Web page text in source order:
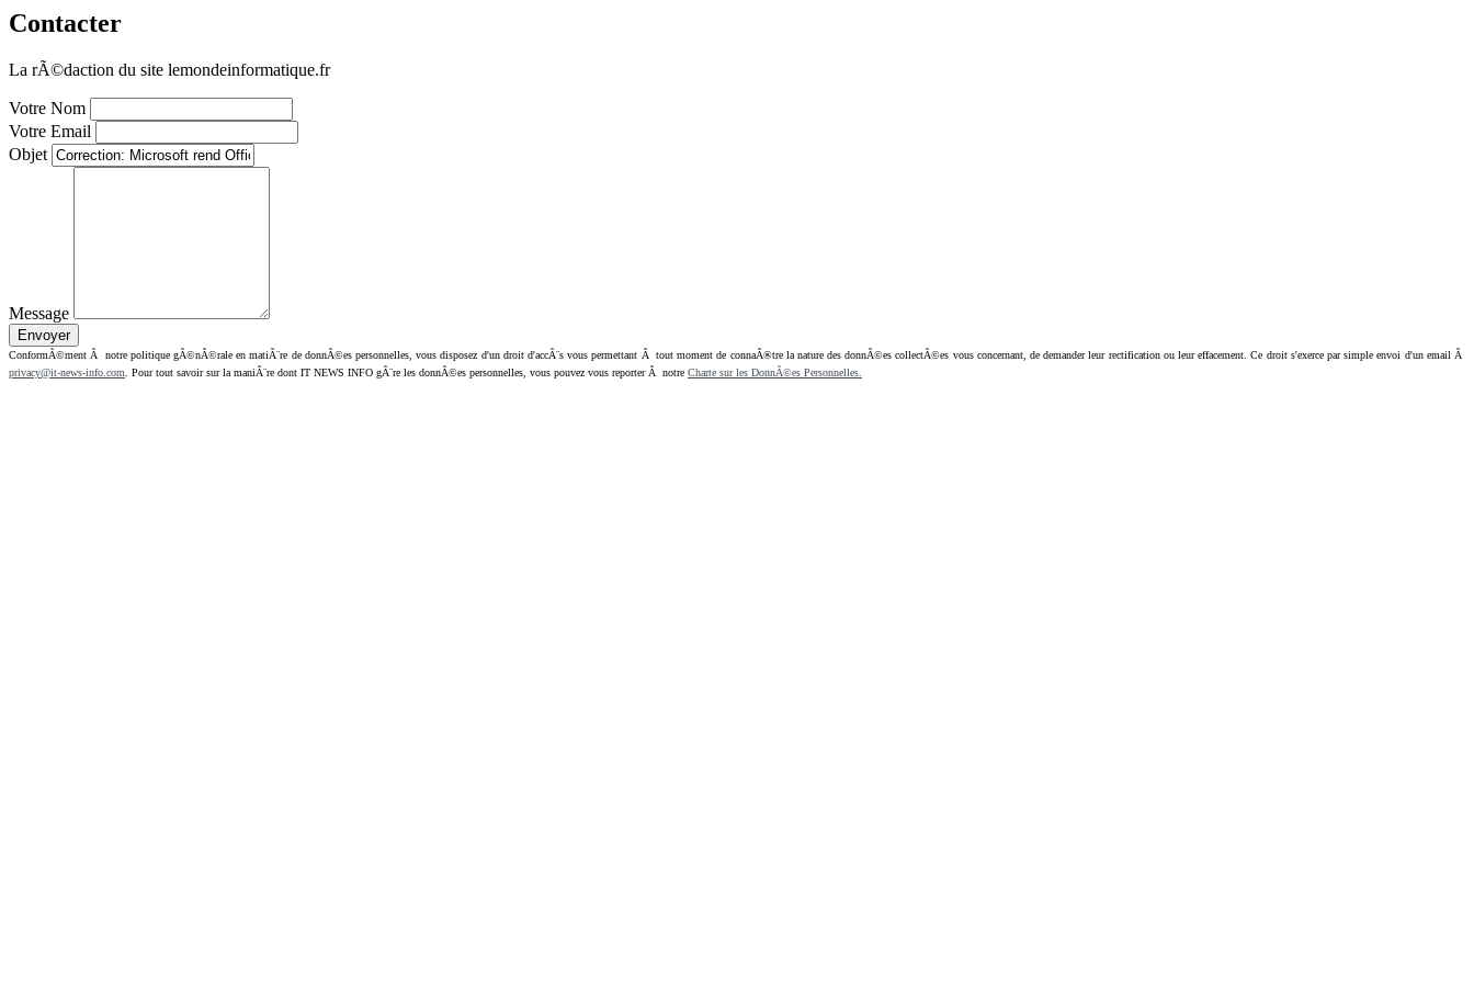
Contacter
La rÃ©daction du site lemondeinformatique.fr
Votre Nom
Votre Email
Objet
Message
ConformÃ©ment Ã notre politique gÃ©nÃ©rale en matiÃ¨re de donnÃ©es personnelles, vous disposez d'un droit d'accÃ¨s vous permettant Ã tout moment de connaÃ®tre la nature des donnÃ©es collectÃ©es vous concernant, de demander leur rectification ou leur effacement. Ce droit s'exerce par simple envoi d'un email Ã
privacy@it-news-info.com . Pour tout savoir sur la maniÃ¨re dont IT NEWS INFO gÃ¨re les donnÃ©es personnelles, vous pouvez vous reporter Ã notre Charte sur les DonnÃ©es Personnelles.